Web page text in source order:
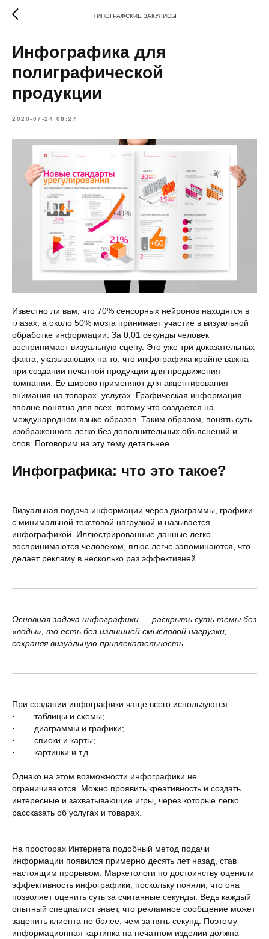
ТИПОГРАФСКИЕ ЗАКУЛИСЫ
Инфографика для
полиграфической
продукции
2020-07-24 08:27
Известно ли вам, что 70% сенсорных нейронов находятся в
глазах, а около 50% мозга принимает участие в визуальной
обработке информации. За 0,01 секунды человек
воспринимает визуальную сцену. Это уже три доказательных
факта, указывающих на то, что инфографика крайне важна
при создании печатной продукции для продвижения
компании. Ее широко применяют для акцентирования
внимания на товарах, услугах. Графическая информация
вполне понятна для всех, потому что создается на
международном языке образов. Таким образом, понять суть
изображенного легко без дополнительных объяснений и
слов. Поговорим на эту тему детальнее.
Инфографика: что это такое?
Визуальная подача информации через диаграммы, графики
с минимальной текстовой нагрузкой и называется
инфографикой. Иллюстрированные данные легко
воспринимаются человеком, плюс легче запоминаются, что
делает рекламу в несколько раз эффективней.
Основная задача инфографики — раскрыть суть темы без
«воды», то есть без излишней смысловой нагрузки,
сохраняя визуальную привлекательность.
При создании инфографики чаще всего используются:
· таблицы и схемы;
· диаграммы и графики;
· списки и карты;
· картинки и т.д.
Однако на этом возможности инфографики не
ограничиваются. Можно проявить креативность и создать
интересные и захватывающие игры, через которые легко
рассказать об услугах и товарах.
На просторах Интернета подобный метод подачи
информации появился примерно десять лет назад, став
настоящим прорывом. Маркетологи по достоинству оценили
эффективность инфографики, поскольку поняли, что она
позволяет оценить суть за считанные секунды. Ведь каждый
опытный специалист знает, что рекламное сообщение может
зацепить клиента не более, чем за пять секунд. Поэтому
информационная картинка на печатном изделии должна